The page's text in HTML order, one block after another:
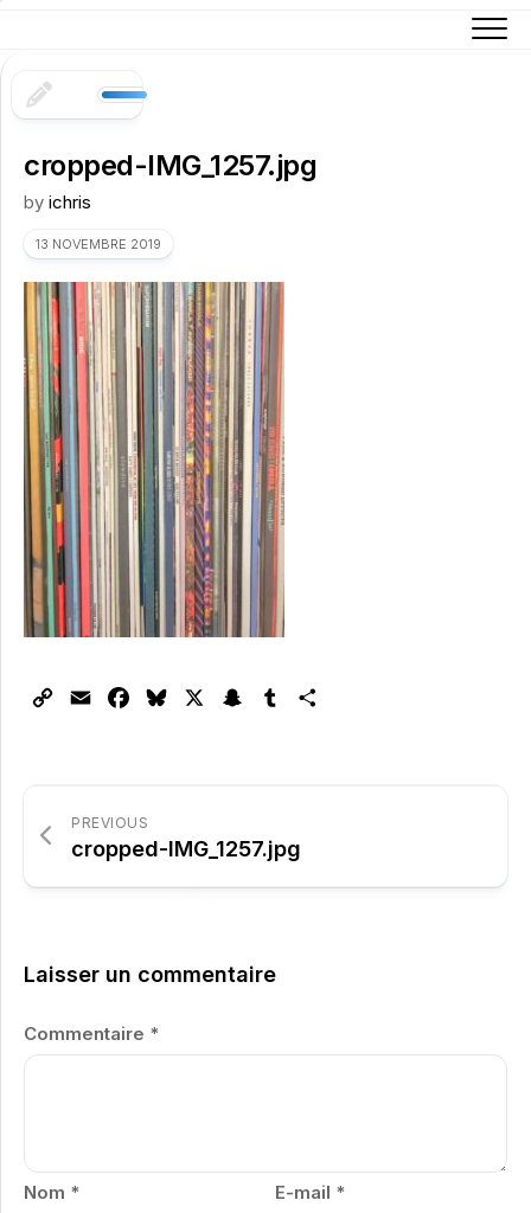
content
cropped-IMG_1257.jpg
by ichris
13 NOVEMBRE 2019
Copy Email FacebookBluesky Snapchat
Tumblr
PREVIOUS
cropped-IMG_1257.jpg
Laisser un commentaire
Commentaire *
Nom * E-mail *